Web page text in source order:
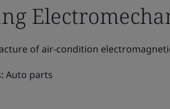
of air-condition
Auto parts